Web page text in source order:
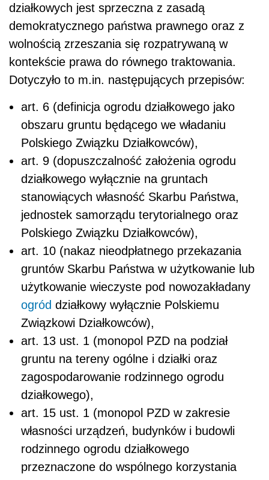
działkowych jest sprzeczna z zasadą
demokratycznego państwa prawnego oraz z
wolnością zrzeszania się rozpatrywaną w
kontekście prawa do równego traktowania.
Dotyczyło to m.in. następujących przepisów:
art. 6 (definicja ogrodu działkowego jako
obszaru gruntu będącego we władaniu
Polskiego Związku Działkowców),
art. 9 (dopuszczalność założenia ogrodu
działkowego wyłącznie na gruntach
stanowiących własność Skarbu Państwa,
jednostek samorządu terytorialnego oraz
Polskiego Związku Działkowców),
art. 10 (nakaz nieodpłatnego przekazania
gruntów Skarbu Państwa w użytkowanie lub
użytkowanie wieczyste pod nowozakładany
ogród działkowy wyłącznie Polskiemu
Związkowi Działkowców),
art. 13 ust. 1 (monopol PZD na podział
gruntu na tereny ogólne i działki oraz
zagospodarowanie rodzinnego ogrodu
działkowego),
art. 15 ust. 1 (monopol PZD w zakresie
własności urządzeń, budynków i budowli
rodzinnego ogrodu działkowego
przeznaczone do wspólnego korzystania